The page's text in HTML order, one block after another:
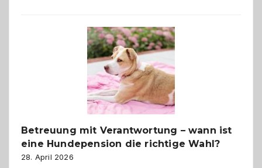
Betreuung mit Verantwortung – wann ist
eine Hundepension die richtige Wahl?
28. April 2026